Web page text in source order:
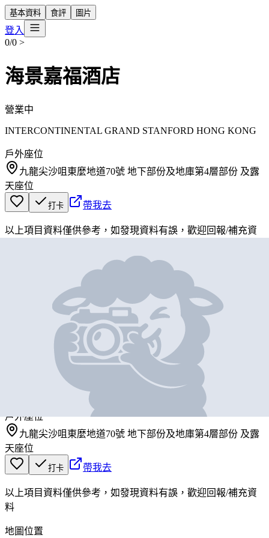
基本資料 食評 圖片
登入
0/0 >
海景嘉福酒店
營業中
INTERCONTINENTAL GRAND STANFORD HONG KONG
戶外座位
九龍尖沙咀東麼地道70號 地下部份及地庫第4層部份 及露
天座位
打卡 帶我去
以上項目資料僅供參考，如發現資料有誤，歡迎回報/補充資
海景嘉福酒店
INTERCONTINENTAL GRAND STANFORD HONG KONG
戶外座位
九龍尖沙咀東麼地道70號 地下部份及地庫第4層部份 及露
天座位
打卡 帶我去
以上項目資料僅供參考，如發現資料有誤，歡迎回報/補充資
料
地圖位置